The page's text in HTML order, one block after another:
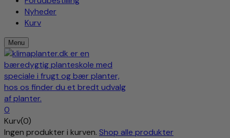
Nyheder
Kurv
Menu
0
Kurv(0)
Ingen produkter i kurven. Shop alle produkter